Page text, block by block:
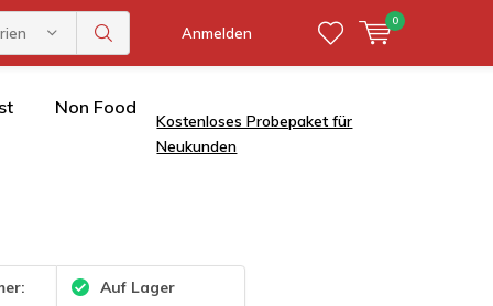
Anmelden
0
Non Food
Kostenloses Probepaket für
Neukunden
Auf Lager